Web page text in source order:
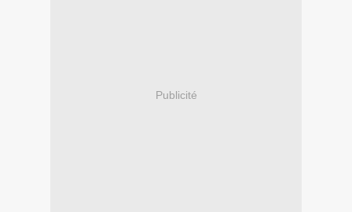
Publicité